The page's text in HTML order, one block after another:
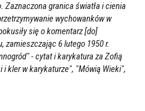
Zaznaczona granica światła i cienia
wychowanków w
się o komentarz [do]
zamieszczając 6 lutego 1950 r.
- cytat i karykatura za Zofią
i kler w karykaturze", "Mówią Wieki",